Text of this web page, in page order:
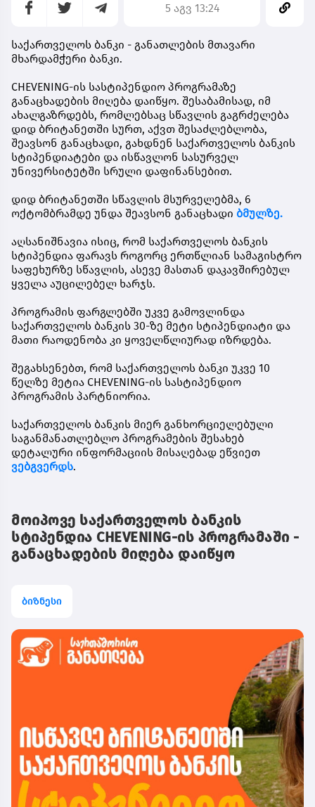
5 აგვ 13:24
საქართველოს ბანკი - განათლების მთავარი
მხარდამჭერი ბანკი.
CHEVENING-ის სასტიპენდიო პროგრამაზე
განაცხადების მიღება დაიწყო. შესაბამისად, იმ
ახალგაზრდებს, რომლებსაც სწავლის გაგრძელება
დიდ ბრიტანეთში სურთ, აქვთ შესაძლებლობა,
შეავსონ განაცხადი, გახდნენ საქართველოს ბანკის
სტიპენდიატები და ისწავლონ სასურველ
უნივერსიტეტში სრული დაფინანსებით.
დიდ ბრიტანეთში სწავლის მსურველებმა, 6
ოქტომბრამდე უნდა შეავსონ განაცხადი ბმულზე.
აღსანიშნავია ისიც, რომ საქართველოს ბანკის
სტიპენდია ფარავს როგორც ერთწლიან სამაგისტრო
საფეხურზე სწავლის, ასევე მასთან დაკავშირებულ
ყველა აუცილებელ ხარჯს.
პროგრამის ფარგლებში უკვე გამოვლინდა
საქართველოს ბანკის 30-ზე მეტი სტიპენდიატი და
მათი რაოდენობა კი ყოველწლიურად იზრდება.
შეგახსენებთ, რომ საქართველოს ბანკი უკვე 10
წელზე მეტია CHEVENING-ის სასტიპენდიო
პროგრამის პარტნიორია.
საქართველოს ბანკის მიერ განხორციელებული
საგანმანათლებლო პროგრამების შესახებ
დეტალური ინფორმაციის მისაღებად ეწვიეთ
ვებგვერდს.
მოიპოვე საქართველოს ბანკის
სტიპენდია CHEVENING-ის პროგრამაში -
განაცხადების მიღება დაიწყო
ბიზნესი